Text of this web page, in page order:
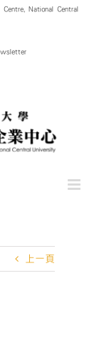
National Central
上一頁